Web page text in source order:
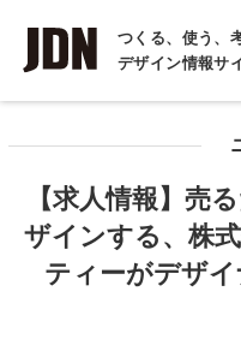
つくる、使う、
デザイン情報サ
INTERVIEW
インタビュー
COLUMN
コラム
【求人情報】売
ザインする、株
ティーがデザ